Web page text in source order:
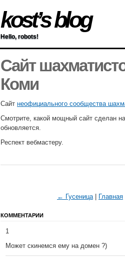
kost’s blog
Hello, robots!
Сайт
Коми
Сайт неофициального сообщества
Смотрите, какой мощный сайт сделан
обновляется.
Респект вебмастеру.
← Гусеница| Главная
КОММЕНТАРИИ
1
Может скинемся ему на домен ?)